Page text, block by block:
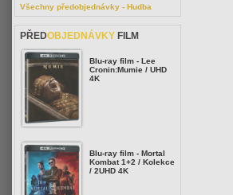
Všechny předobjednávky - Hudba
PŘEDOBJEDNÁVKY FILM
Blu-ray film - Lee
Cronin:Mumie / UHD
4K
Blu-ray film - Mortal
Kombat 1+2 / Kolekce
/ 2UHD 4K